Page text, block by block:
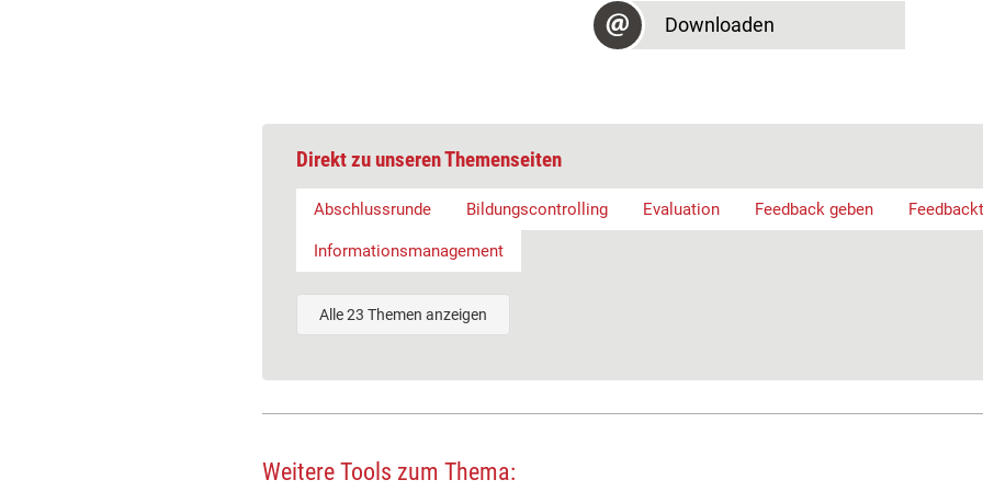
Downloaden
Direkt zu unseren Themenseiten
Abschlussrunde Bildungscontrolling Evaluation Feedback geben
Informationsmanagement
Alle 23 Themen anzeigen
Weitere Tools zum Thema: